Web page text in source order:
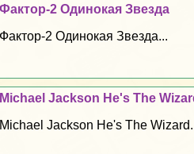
Фактор-2 Одинокая Звезда
Фактор-2 Одинокая Звезда...
Michael Jackson He's The
Michael Jackson He's The